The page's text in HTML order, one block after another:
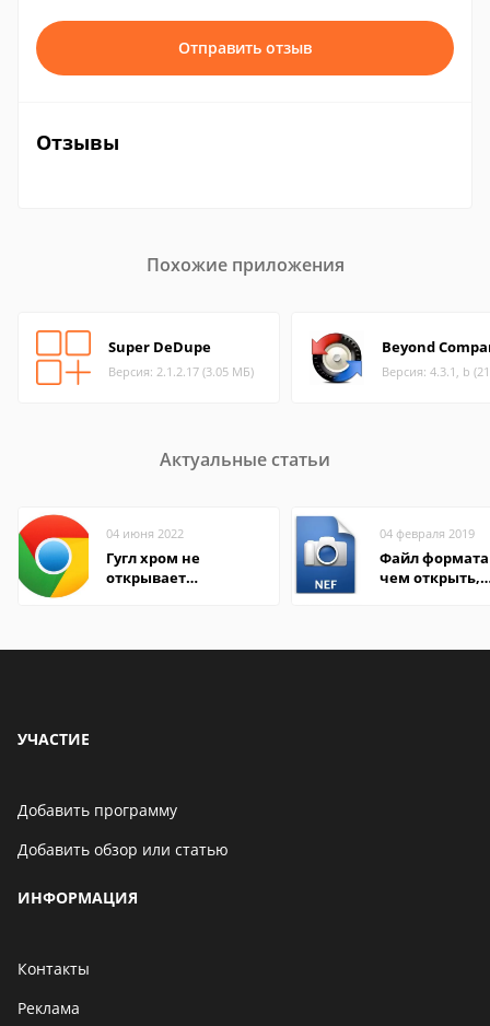
Отправить отзыв
Отзывы
Похожие приложения
Super DeDupe
Версия: 2.1.2.17 (3.05 МБ)
Beyond
Версия: 4.3.1, b
Актуальные статьи
04 июня 2022
Гугл хром не
открывает
04 февраля 2019
Файл формата
чем открыть,
УЧАСТИЕ
Добавить программу
Добавить обзор или статью
ИНФОРМАЦИЯ
Контакты
Реклама